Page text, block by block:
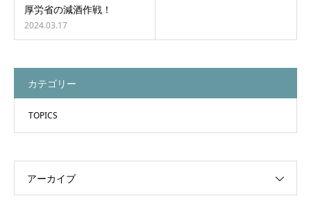
厚労省の減酒作戦！
2024.03.17
カテゴリー
TOPICS
アーカイブ